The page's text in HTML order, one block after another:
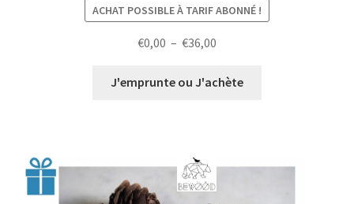
ACHAT POSSIBLE À TARIF ABONNÉ !
€0,00 – €36,00
prix :
J'emprunte ou J'achète